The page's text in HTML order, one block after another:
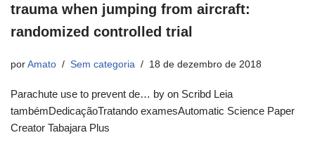
trauma when jumping from aircraft:
randomized controlled trial
por Amato Sem categoria 18 de dezembro de 2018
Parachute use to prevent de… by on Scribd Leia
tambémDedicaçãoTratando examesAutomatic Science Paper
Creator Tabajara Plus